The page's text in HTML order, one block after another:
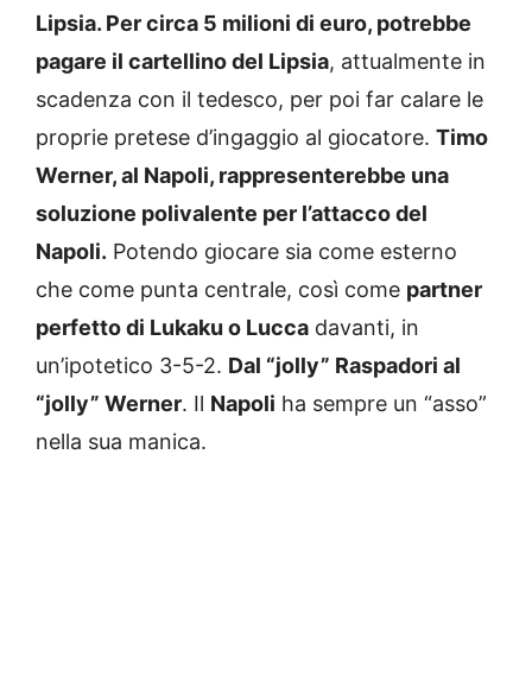
Lipsia. Per circa 5 milioni di euro, potrebbe
pagare il cartellino del Lipsia, attualmente in
scadenza con il tedesco, per poi far calare le
proprie pretese d’ingaggio al giocatore. Timo
Werner, al Napoli, rappresenterebbe una
soluzione polivalente per l’attacco del
Napoli. Potendo giocare sia come esterno
che come punta centrale, così come partner
perfetto di Lukaku o Lucca davanti, in
un’ipotetico 3-5-2. Dal “jolly” Raspadori al
“jolly” Werner. Il Napoli ha sempre un “asso”
nella sua manica.